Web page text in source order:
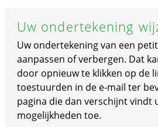
Uw ondertekening
Uw ondertekening van een
aanpassen of verbergen. Dat
door opnieuw te klikken op de
toestuurden in de e-mail ter
pagina die dan verschijnt vindt
mogelijkheden toe.